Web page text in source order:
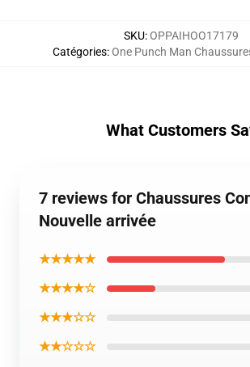
SKU:OPPAIHOO17179
Catégories:One Punch Man
What Customers
7 reviews for Chaussures
Nouvelle arrivée
★★★★★
★★★★☆
★★★☆☆
★★☆☆☆